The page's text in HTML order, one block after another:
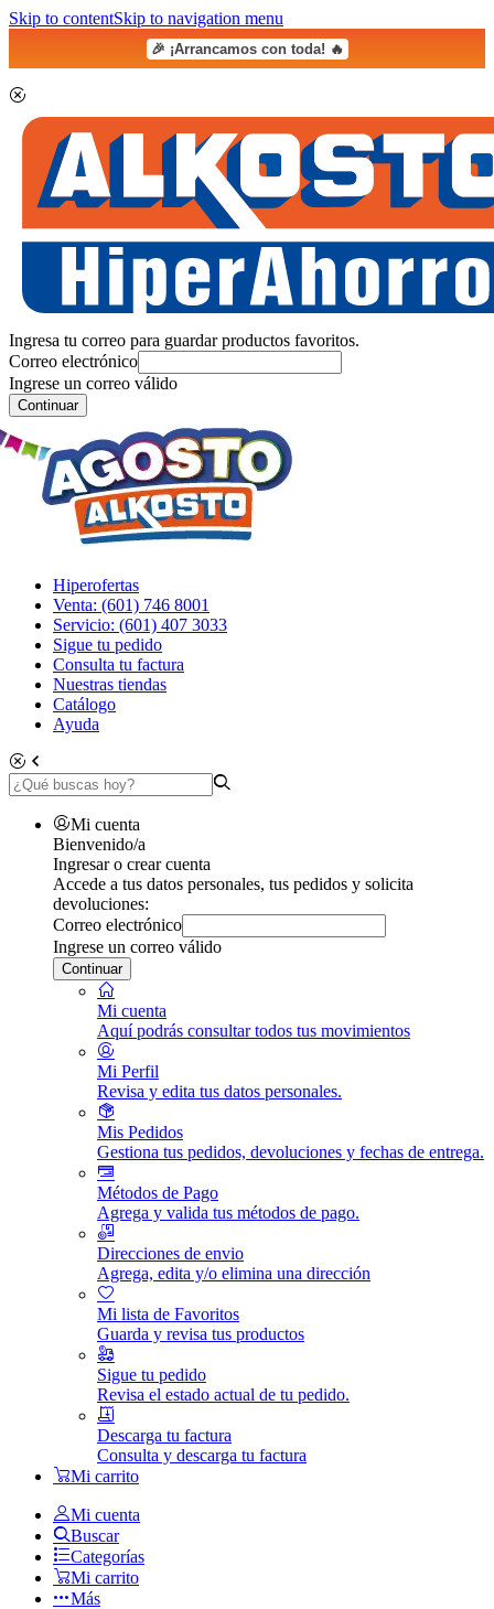
Skip to contentSkip to navigation menu
🎉 ¡Arrancamos con toda! 🔥
Ingresa tu correo para guardar productos favoritos.
Correo electrónico
Ingrese un correo válido
Continuar
Hiperofertas
Venta: (601) 746 8001
Servicio: (601) 407 3033
Sigue tu pedido
Consulta tu factura
Nuestras tiendas
Catálogo
Ayuda
Mi cuenta
Bienvenido/a
Ingresar o crear cuenta
Accede a tus datos personales, tus pedidos y solicita
devoluciones:
Correo electrónico
Ingrese un correo válido
Continuar
Mi cuenta
Aquí podrás consultar todos tus movimientos
Mi Perfil
Revisa y edita tus datos personales.
Mis Pedidos
Gestiona tus pedidos, devoluciones y fechas de entrega.
Métodos de Pago
Agrega y valida tus métodos de pago.
Direcciones de envio
Agrega, edita y/o elimina una dirección
Mi lista de Favoritos
Guarda y revisa tus productos
Sigue tu pedido
Revisa el estado actual de tu pedido.
Descarga tu factura
Consulta y descarga tu factura
Mi carrito
Mi cuenta
Buscar
Categorías
Mi carrito
Más